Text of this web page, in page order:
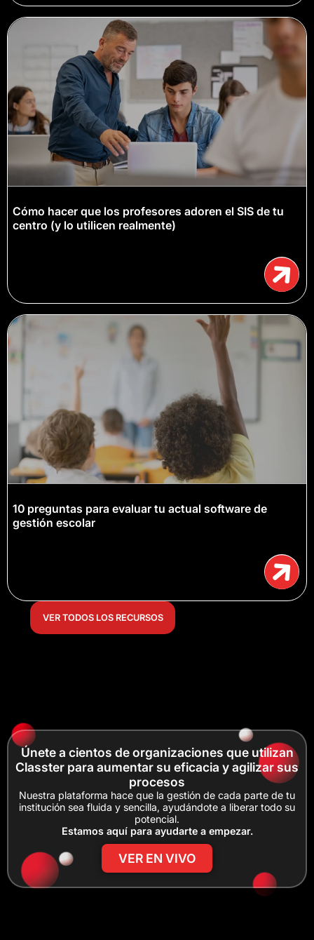
Cómo hacer que los profesores adoren el SIS de tu
centro (y lo utilicen realmente)
10 preguntas para evaluar tu actual software de
gestión escolar
VER TODOS LOS RECURSOS
Únete a cientos de organizaciones que utilizan
Classter para aumentar su eficacia y agilizar sus
procesos
Nuestra plataforma hace que la gestión de cada parte de tu
institución sea fluida y sencilla, ayudándote a liberar todo su
potencial.
Estamos aquí para ayudarte a empezar.
VER EN VIVO